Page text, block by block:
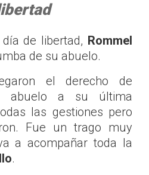
de libertad, Rommel
de su abuelo.
el derecho de
abuelo a su última
las gestiones pero
Fue un trago muy
a acompañar toda la
.